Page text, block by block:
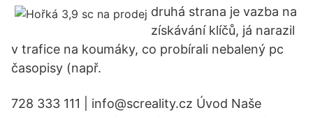
druhá strana je vazba na
získávání klíčů, já narazil
v trafice na koumáky, co probírali nebalený pc
časopisy (např.
728 333 111 | info@screality.cz Úvod Naše